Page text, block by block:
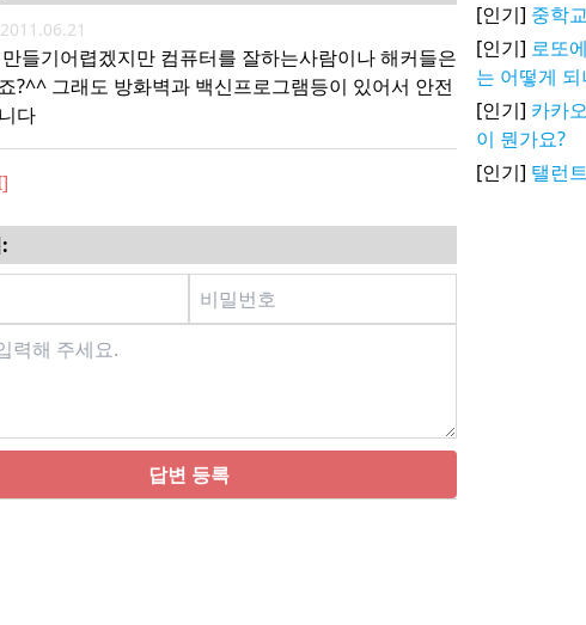
2011.06.21
들기어렵겠지만 컴퓨터를 잘하는사람이나 해커들은
?^^ 그래도 방화벽과 백신프로그램등이 있어서 안전
다
답변 등록
[인기] 중학
[인기] 로또
는 어떻게 되
[인기] 카카
이 뭔가요?
[인기] 탤런